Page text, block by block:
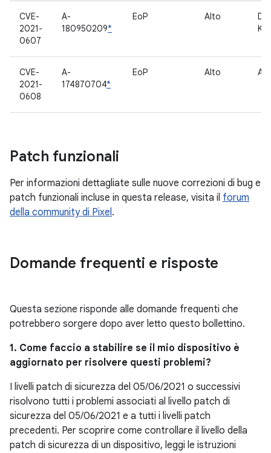
CVE-
2021-
0607
A-
180950209*
EoP Alto
CVE-
2021-
0608
A-
174870704*
EoP Alto
Patch funzionali
Per informazioni dettagliate sulle nuove correzioni di bug e
patch funzionali incluse in questa release, visita il forum
della community di Pixel.
Domande frequenti e risposte
Questa sezione risponde alle domande frequenti che
potrebbero sorgere dopo aver letto questo bollettino.
1. Come faccio a stabilire se il mio dispositivo è
aggiornato per risolvere questi problemi?
I livelli patch di sicurezza del 05/06/2021 o successivi
risolvono tutti i problemi associati al livello patch di
sicurezza del 05/06/2021 e a tutti i livelli patch
precedenti. Per scoprire come controllare il livello della
patch di sicurezza di un dispositivo, leggi le istruzioni